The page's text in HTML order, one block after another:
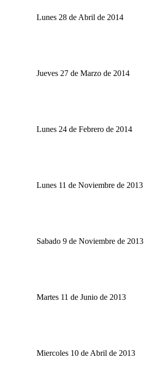
Lunes 28 de Abril de 2014
Jueves 27 de Marzo de 2014
Lunes 24 de Febrero de 2014
Lunes 11 de Noviembre de 2013
Sabado 9 de Noviembre de 2013
Martes 11 de Junio de 2013
Miercoles 10 de Abril de 2013